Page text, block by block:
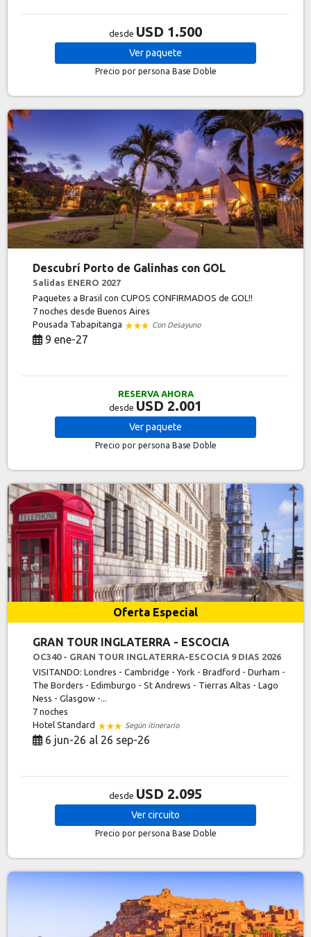
desde USD 1.500
Verpaquete
Precio por persona Base Doble
Descubrí Porto de Galinhas con GOL
Salidas ENERO 2027
Paquetes a Brasil con CUPOS CONFIRMADOS de GOL!!
7 nochesdesde Buenos Aires
Pousada Tabapitanga
Con Desayuno
9 ene-27
RESERVA AHORA
desde USD 2.001
Verpaquete
Precio por persona Base Doble
Oferta Especial
GRAN TOUR INGLATERRA - ESCOCIA
OC340 - GRAN TOUR INGLATERRA-ESCOCIA 9 DIAS 2026
VISITANDO: Londres - Cambridge - York - Bradford - Durham -
The Borders - Edimburgo - St Andrews - Tierras Altas - Lago
Ness - Glasgow -...
7 noches
Hotel Standard
Según itinerario
6 jun-26 al 26 sep-26
desde USD 2.095
Vercircuito
Precio por persona Base Doble